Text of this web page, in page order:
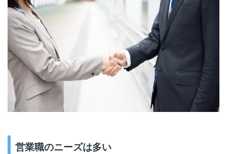
営業職のニーズは多い